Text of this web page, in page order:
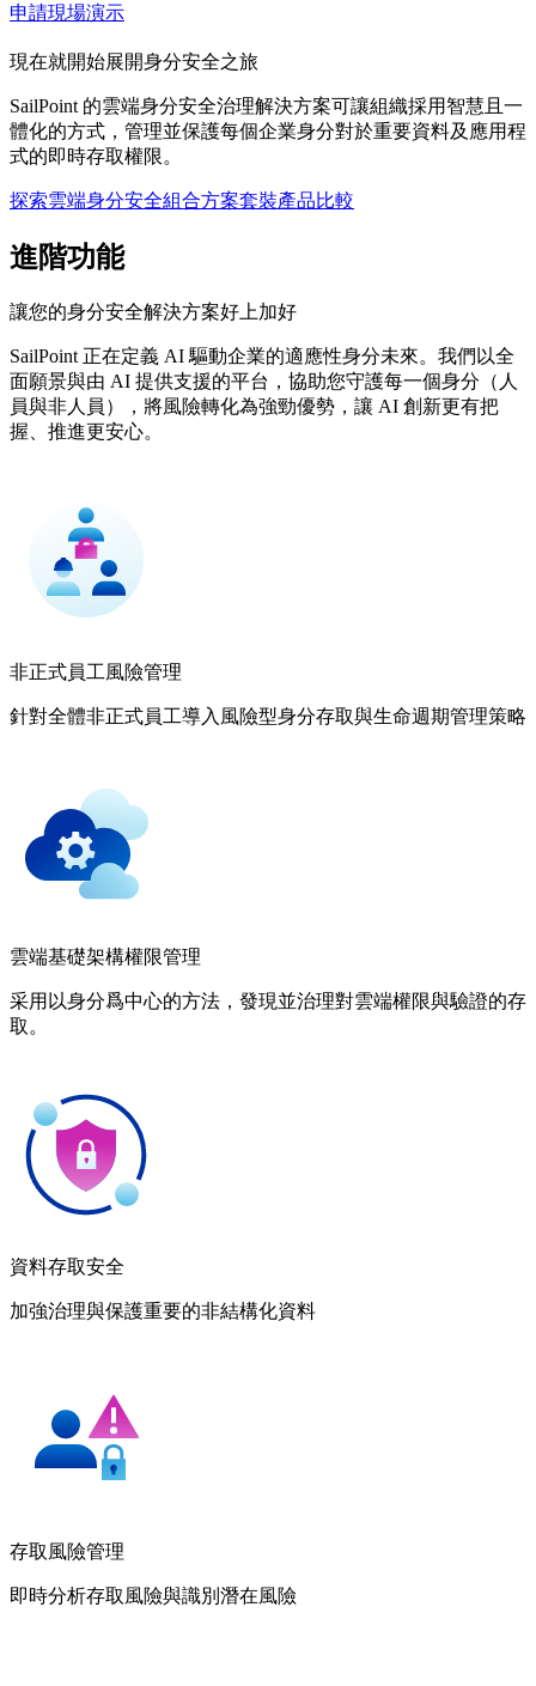
申請現場演示
現在就開始展開身分安全之旅
SailPoint 的雲端身分安全治理解決方案可讓組織採用智慧且一
體化的方式，管理並保護每個企業身分對於重要資料及應用程
式的即時存取權限。
探索雲端身分安全組合方案套裝產品比較
進階功能
讓您的身分安全解決方案好上加好
SailPoint 正在定義 AI 驅動企業的適應性身分未來。我們以全
面願景與由 AI 提供支援的平台，協助您守護每一個身分（人
員與非人員），將風險轉化為強勁優勢，讓 AI 創新更有把
握、推進更安心。
非正式員工風險管理
針對全體非正式員工導入風險型身分存取與生命週期管理策略
雲端基礎架構權限管理
采用以身分爲中心的方法，發現並治理對雲端權限與驗證的存
取。
資料存取安全
加強治理與保護重要的非結構化資料
存取風險管理
即時分析存取風險與識別潛在風險